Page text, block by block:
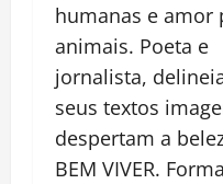
humanas e amor
animais. Poeta e
jornalista,
seus textos
despertam a
BEM VIVER.